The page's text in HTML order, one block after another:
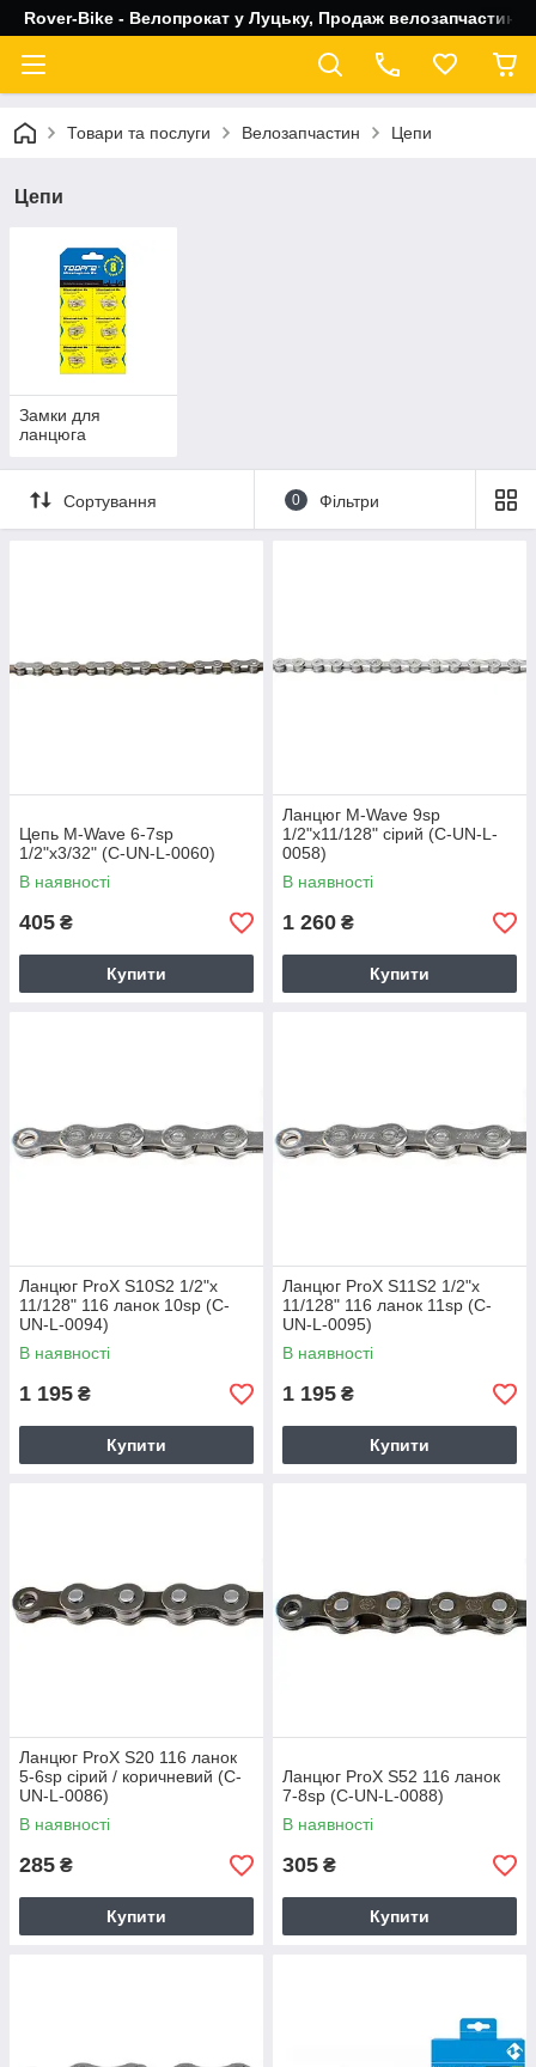
Rover-Bike - Велопрокат у Луцьку, Продаж велозапчастин,
Товари та послуги Велозапчастин Цепи
Цепи
Замки для
ланцюга
Сортування 0 Фільтри
Цепь M-Wave 6-7sp
1/2"x3/32" (C-UN-L-0060)
В наявності
405 ₴
Купити
Ланцюг M-Wave 9sp
1/2"x11/128" сірий (C-UN-L-
0058)
В наявності
1 260 ₴
Купити
Ланцюг ProX S10S2 1/2"x
11/128" 116 ланок 10sp (C-
UN-L-0094)
В наявності
1 195 ₴
Купити
Ланцюг ProX S11S2 1/2"x
11/128" 116 ланок 11sp (C-
UN-L-0095)
В наявності
1 195 ₴
Купити
Ланцюг ProX S20 116 ланок
5-6sp сірий / коричневий (C-
UN-L-0086)
В наявності
285 ₴
Купити
Ланцюг ProX S52 116 ланок
7-8sp (C-UN-L-0088)
В наявності
305 ₴
Купити